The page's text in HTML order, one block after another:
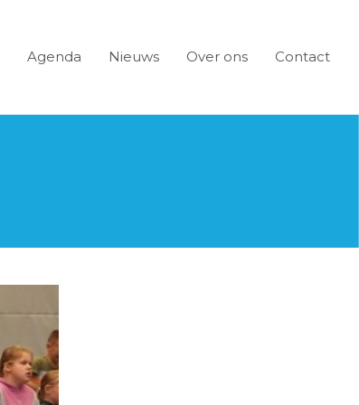
Agenda Nieuws Over ons Contact